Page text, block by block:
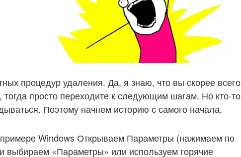
процедур удаления. Да, я знаю, что вы скорее всего
тогда просто переходите к следующим шагам. Но кто-то
Поэтому начнем историю с самого начала.
Windows Открываем Параметры (нажимаем по
выбираем «Параметры» или используем горячие